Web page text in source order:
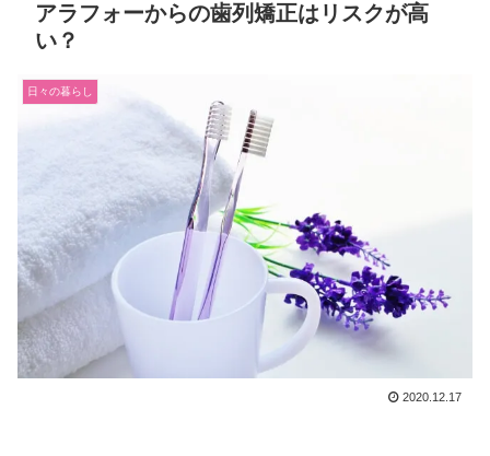
アラフォーからの歯列矯正はリスクが高
い？
日々の暮らし
2020.12.17